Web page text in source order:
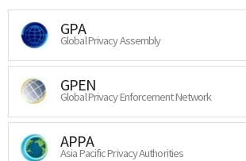
GPA
Global Privacy Assembly
GPEN
Global Privacy Enforcement Network
APPA
Asia Pacific Privacy Authorities